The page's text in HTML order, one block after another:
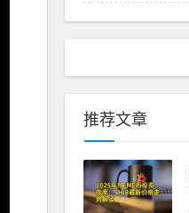
推荐文章